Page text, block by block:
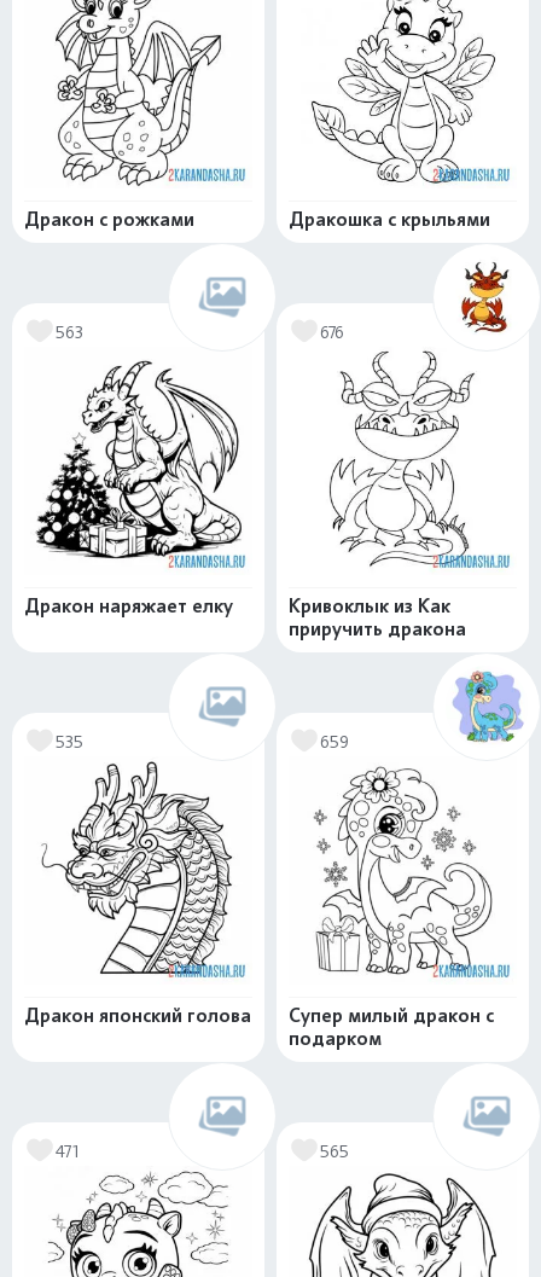
Дракон с рожками Дракошка с крыльями
563
Дракон наряжает елку
676
Кривоклык из Как
приручить дракона
535
Дракон японский голова
659
Супер милый дракон с
подарком
471 565